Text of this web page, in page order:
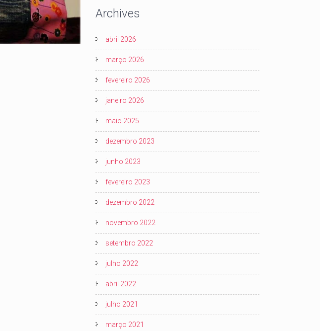
Archives
abril 2026
março 2026
fevereiro 2026
janeiro 2026
maio 2025
dezembro 2023
junho 2023
fevereiro 2023
dezembro 2022
novembro 2022
setembro 2022
julho 2022
abril 2022
julho 2021
março 2021